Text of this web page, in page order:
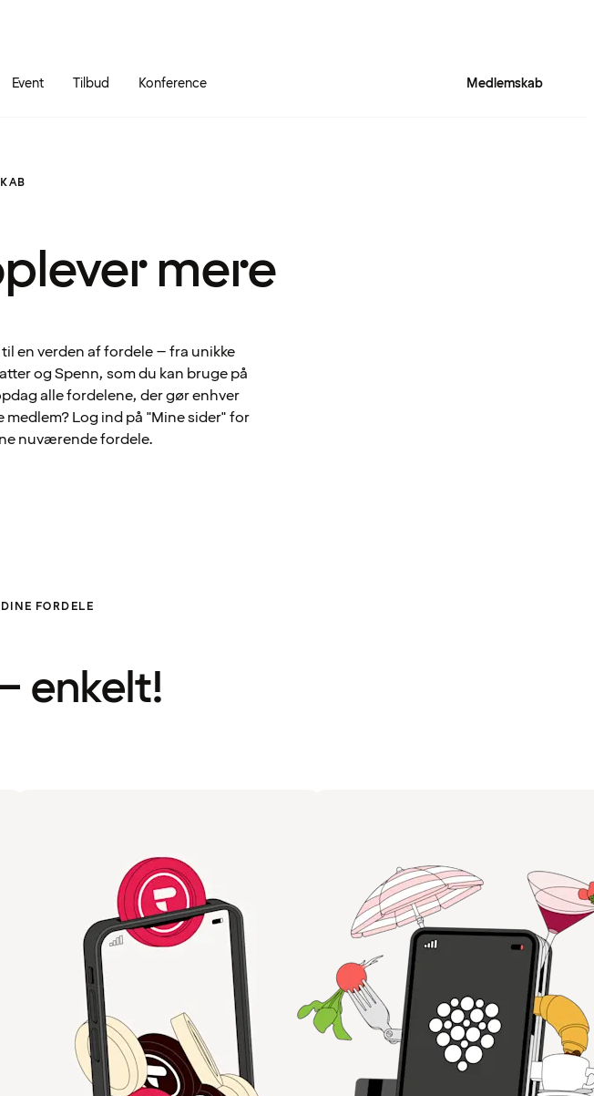
Event Tilbud Konference Medlemskab
mere
en verden af fordele – fra unikke
og Spenn, som du kan bruge på
alle fordelene, der gør enhver
Log ind på "Mine sider" for
nuværende fordele.
FORDELE
enkelt!